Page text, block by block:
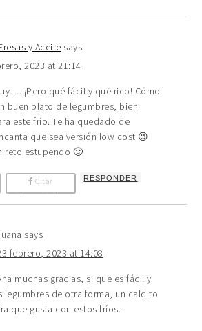
y Aceite says
2023 at 21:14
¡Pero qué fácil y qué rico! Cómo
buen plato de legumbres, bien
este frío. Te ha quedado de
que sea versión low cost 😉
reto estupendo 🙂
Citar
Comentario
RESPONDER
says
febrero, 2023 at 14:08
muchas gracias, si que es fácil y
legumbres de otra forma, un caldito
que gusta con estos fríos.